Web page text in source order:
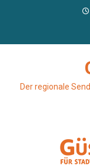
Der regionale